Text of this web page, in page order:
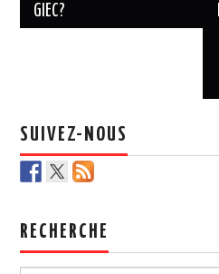
articles
GIEC?
SUIVEZ-NOUS
RECHERCHE